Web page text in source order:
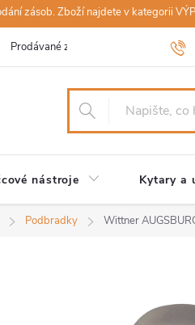
zásob. Zboží najdete v kategorii
Prodávané značky Návody a
nástroje Kytary a
Podbradky Wittner